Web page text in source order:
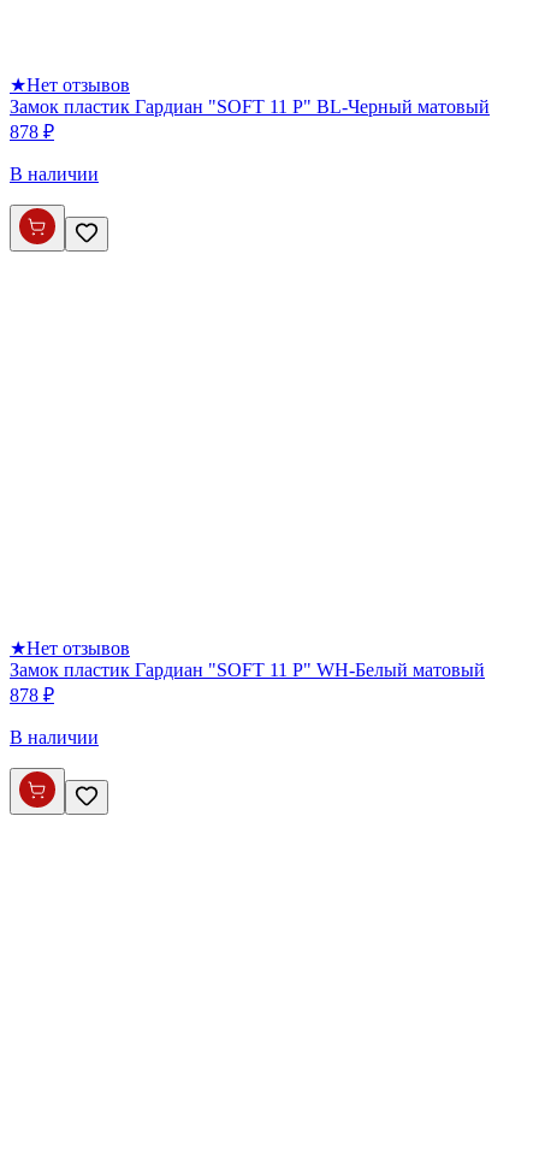
★Нет отзывов
Замок пластик Гардиан "SOFT 11 P" BL-Черный матовый
878 ₽
В наличии
★Нет отзывов
Замок пластик Гардиан "SOFT 11 P" WH-Белый матовый
878 ₽
В наличии